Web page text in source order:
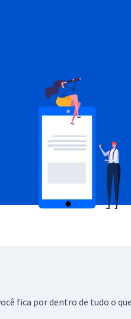
fica por dentro de tudo o